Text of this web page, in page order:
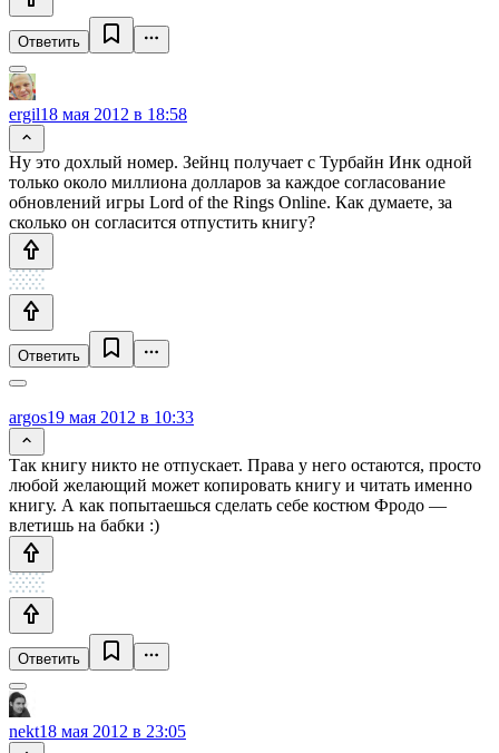
Ответить
ergil18 мая 2012 в 18:58
Ну это дохлый номер. Зейнц получает с Турбайн Инк одной
только около миллиона долларов за каждое согласование
обновлений игры Lord of the Rings Online. Как думаете, за
сколько он согласится отпустить книгу?
Ответить
argos19 мая 2012 в 10:33
Так книгу никто не отпускает. Права у него остаются, просто
любой желающий может копировать книгу и читать именно
книгу. А как попытаешься сделать себе костюм Фродо —
влетишь на бабки :)
Ответить
nekt18 мая 2012 в 23:05